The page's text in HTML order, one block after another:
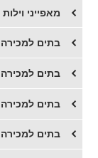
מאפייני
בתים
בתים למכירה
​בתים למכירה
​בתים למכירה